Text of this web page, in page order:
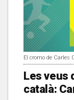
El cromo de Carles
Les veus
català: